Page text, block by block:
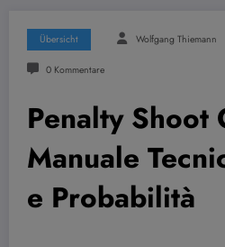
Übersicht Wolfgang Thiemann
0 Kommentare
Penalty Shoot
Manuale
e Probabilità